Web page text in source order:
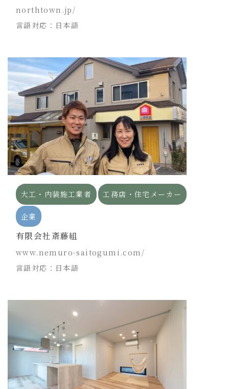
northtown.jp/
言語対応：日本語
大工・内装施工業者 工務店・住宅メーカー
企業
有限会社斎藤組
www.nemuro-saitogumi.com/
言語対応：日本語